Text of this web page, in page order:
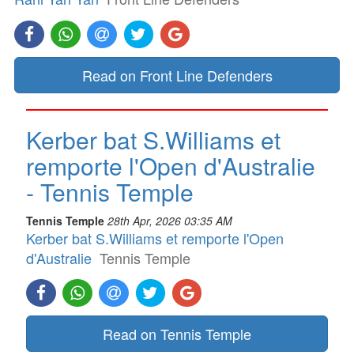
Read on Front Line Defenders
Kerber bat S.Williams et
remporte l'Open d'Australie
- Tennis Temple
Tennis Temple 28th Apr, 2026 03:35 AM
Kerber bat S.Williams et remporte l'Open
d'Australie Tennis Temple
Read on Tennis Temple